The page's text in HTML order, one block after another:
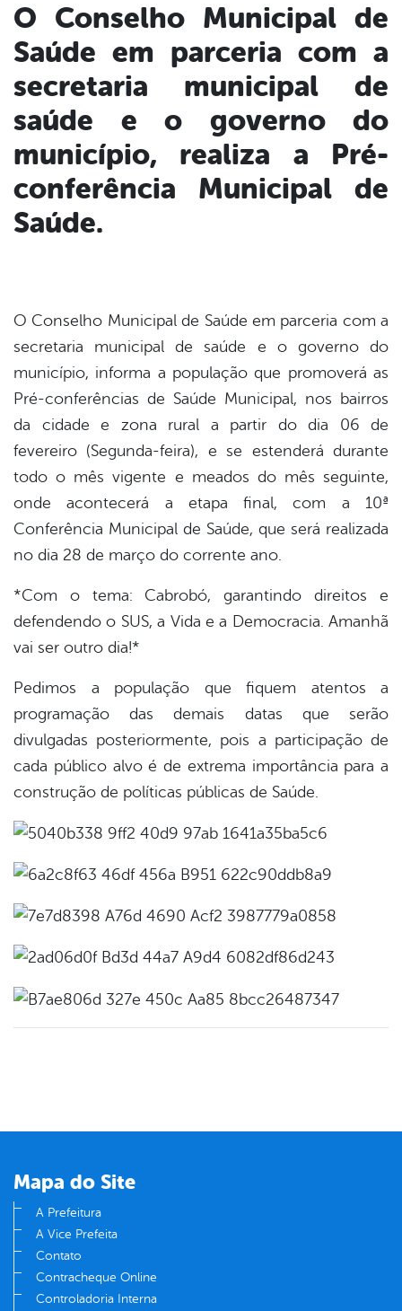
O Conselho Municipal de
Saúde em parceria com a
secretaria municipal de
saúde e o governo do
município, realiza a Pré-
conferência Municipal de
Saúde.
O Conselho Municipal de Saúde em parceria com a
secretaria municipal de saúde e o governo do
município, informa a população que promoverá as
Pré-conferências de Saúde Municipal, nos bairros
da cidade e zona rural a partir do dia 06 de
fevereiro (Segunda-feira), e se estenderá durante
todo o mês vigente e meados do mês seguinte,
onde acontecerá a etapa final, com a 10ª
Conferência Municipal de Saúde, que será realizada
no dia 28 de março do corrente ano.
*Com o tema: Cabrobó, garantindo direitos e
defendendo o SUS, a Vida e a Democracia. Amanhã
vai ser outro dia!*
Pedimos a população que fiquem atentos a
programação das demais datas que serão
divulgadas posteriormente, pois a participação de
cada público alvo é de extrema importância para a
construção de políticas públicas de Saúde.
Mapa do Site
A Prefeitura
A Vice Prefeita
Contato
Contracheque Online
Controladoria Interna